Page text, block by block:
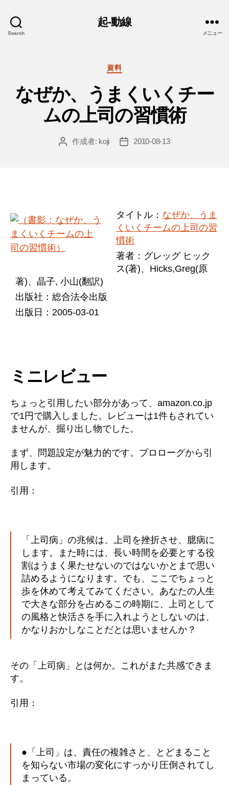
Search
起-動線
メニュー
カ
ゴ
リ
ー
資料
なぜか、うまくいくチー
ムの上司の習慣術
投
作成者: koji
投
2010-08-13
タイトル： なぜか、うま
くいくチームの上司の習
慣術
著者：グレッグ ヒック
ス(著)、Hicks,Greg(原
著)、晶子, 小山(翻訳)
出版社：総合法令出版
出版日：2005-03-01
ミニレビュー
ちょっと引用したい部分があって、amazon.co.jp
で1円で購入しました。レビューは1件もされてい
ませんが、掘り出し物でした。
まず、問題設定が魅力的です。プロローグから引
用します。
引用：
「上司病」の兆候は、上司を挫折させ、臆病に
します。また時には、長い時間を必要とする役
割はうまく果たせないのではないかとまで思い
詰めるようになります。でも、ここでちょっと
歩を休めて考えてみてください。あなたの人生
で大きな部分を占めるこの時期に、上司として
の風格と快活さを手に入れようとしないのは、
かなりおかしなことだとは思いませんか？
その「上司病」とは何か。これがまた共感できま
す。
引用：
●「上司」は、責任の複雑さと、とどまること
を知らない市場の変化にすっかり圧倒されてし
まっている。